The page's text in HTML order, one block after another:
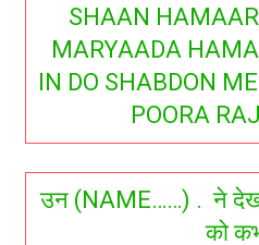
SHAAN
MARYAADA
IN DO SHABDON
POORA
उन (NAME……) . ने
को